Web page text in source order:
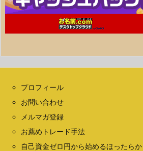
プロフィール
お問い合わせ
メルマガ登録
お薦めトレード手法
自己資金ゼロ円から始めるほったら